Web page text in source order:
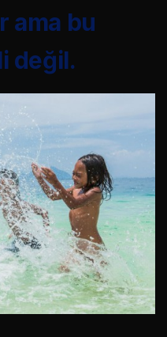
ama bu
değil.